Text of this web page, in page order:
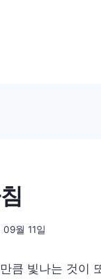
09월 11일
큼 빛나는 것이